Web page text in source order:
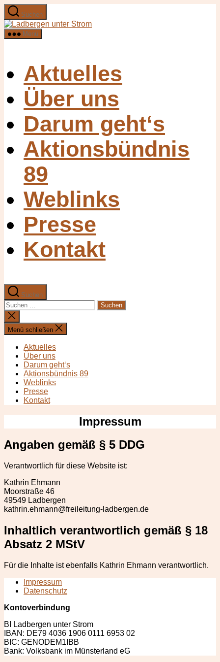
Zum
Inhalt
springen
Suchen
Ladbergen
Menü
Aktuelles
Über uns
Darum geht‘s
Aktionsbündnis
89
Weblinks
Presse
Kontakt
Suchen
Suchen
nach:
Suche
schließen
Menü schließen
Aktuelles
Über uns
Darum geht‘s
Aktionsbündnis 89
Weblinks
Presse
Kontakt
Impressum
Angaben gemäß § 5 DDG
Ver­ant­wortlich für diese Web­site ist:
Kathrin Ehmann
Moorstraße 46
49549 Lad­ber­gen
kathrin.ehmann@freileitung-ladbergen.de
Inhaltlich verantwortlich gemäß § 18
Absatz 2 MStV
Für die Inhalte ist eben­falls Kathrin Ehmann verantwortlich.
Impressum
Datenschutz
Kontoverbindung
BI Ladbergen unter Strom
IBAN: DE79 4036 1906 0111 6953 02
BIC: GENODEM1IBB
Bank: Volksbank im Münsterland eG